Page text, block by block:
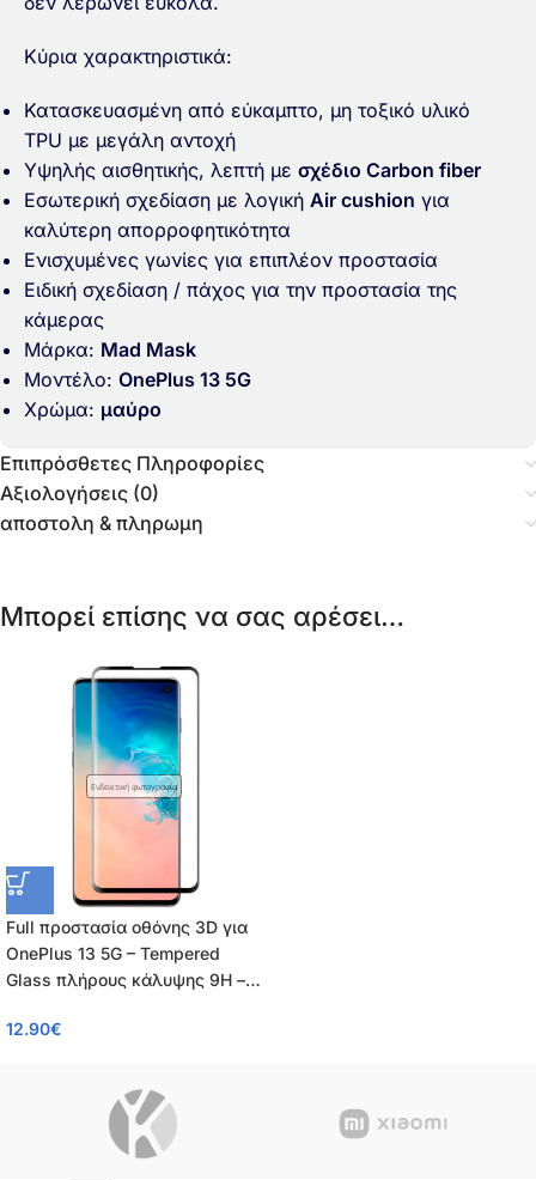
Κύρια χαρακτηριστικά:
Κατασκευασμένη από εύκαμπτο, μη τοξικό υλικό
TPU με μεγάλη αντοχή
Υψηλής αισθητικής, λεπτή με σχέδιο Carbon fiber
Εσωτερική σχεδίαση με λογική Air cushion για
καλύτερη απορροφητικότητα
Ενισχυμένες γωνίες για επιπλέον προστασία
Ειδική σχεδίαση / πάχος για την προστασία της
κάμερας
Μάρκα: Mad Mask
Μοντέλο: OnePlus 13 5G
Χρώμα: μαύρο
Επιπρόσθετες Πληροφορίες
Αξιολογήσεις (0)
αποστολη & πληρωμη
Μπορεί επίσης να σας αρέσει…
Ενδεικτική φωτογραφία
Full προστασία οθόνης 3D για
OnePlus 13 5G – Tempered
Glass πλήρους κάλυψης 9H –
12.90€